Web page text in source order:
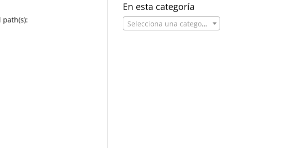
En esta categoría
Selecciona una categoría